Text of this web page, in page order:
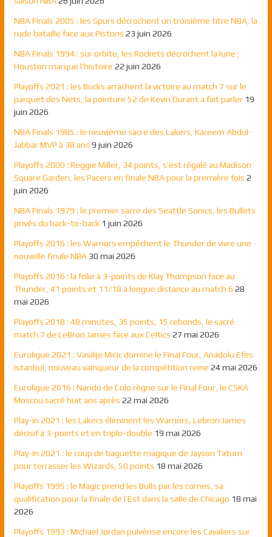
NBA Finals 2005 : les Spurs décrochent un troisième titre NBA, la
rude bataille face aux Pistons 23 juin 2026
NBA Finals 1994 : sur orbite, les Rockets décrochent la lune ;
Houston marque l’histoire 22 juin 2026
Playoffs 2021 : les Bucks arrachent la victoire au match 7 sur le
parquet des Nets, la pointure 52 de Kevin Durant a fait parler 19
juin 2026
NBA Finals 1985 : le neuvième sacre des Lakers, Kareem Abdul-
Jabbar MVP à 38 ans 9 juin 2026
Playoffs 2000 : Reggie Miller, 34 points, s’est régalé au Madison
Square Garden, les Pacers en finale NBA pour la première fois 2
juin 2026
NBA Finals 1979 : le premier sacre des Seattle Sonics, les Bullets
privés du back-to-back 1 juin 2026
Playoffs 2016 : les Warriors empêchent le Thunder de vivre une
nouvelle finale NBA 30 mai 2026
Playoffs 2016 : la folie à 3-points de Klay Thompson face au
Thunder, 41 points et 11/18 à longue distance au match 6 28
mai 2026
Playoffs 2018 : 48 minutes, 35 points, 15 rebonds, le sacré
match 7 de LeBron James face aux Celtics 27 mai 2026
Euroligue 2021 : Vasilije Micic domine le Final Four, Anadolu Efes
Istanbul, nouveau vainqueur de la compétition reine 24 mai 2026
Euroligue 2016 : Nando de Colo règne sur le Final Four, le CSKA
Moscou sacré huit ans après 22 mai 2026
Play-in 2021 : les Lakers éliminent les Warriors, Lebron James
décisif à 3-points et en triple-double 19 mai 2026
Play-in 2021 : le coup de baguette magique de Jayson Tatum
pour terrasser les Wizards, 50 points 18 mai 2026
Playoffs 1995 : le Magic prend les Bulls par les cornes, sa
qualification pour la finale de l’Est dans la salle de Chicago 18 mai
2026
Playoffs 1993 : Michael Jordan pulvérise encore les Cavaliers sur